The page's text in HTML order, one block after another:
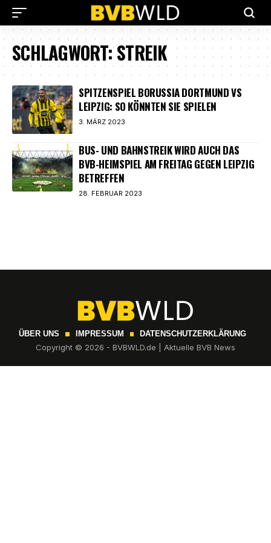
SCHLAGWORT:STREIK
SPITZENSPIEL BORUSSIA DORTMUND VS
LEIPZIG: SO KÖNNTEN SIE SPIELEN
3. MÄRZ 2023
BUS- UND BAHNSTREIK WIRD AUCH DAS
BVB-HEIMSPIEL AM FREITAG GEGEN LEIPZIG
BETREFFEN
28. FEBRUAR 2023
ÜBER UNS IMPRESSUM DATENSCHUTZERKLÄRUNG
Copyright © 2026 - BVBWLD.de | Aktuelle BVB News